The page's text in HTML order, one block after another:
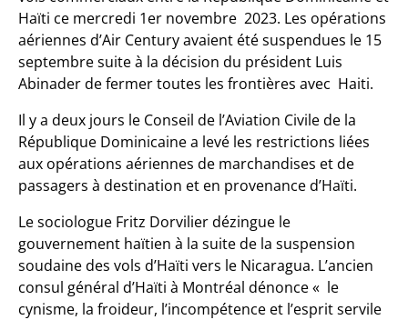
Haïti ce mercredi 1er novembre 2023. Les opérations
aériennes d’Air Century avaient été suspendues le 15
septembre suite à la décision du président Luis
Abinader de fermer toutes les frontières avec Haiti.
Il y a deux jours le Conseil de l’Aviation Civile de la
République Dominicaine a levé les restrictions liées
aux opérations aériennes de marchandises et de
passagers à destination et en provenance d’Haïti.
Le sociologue Fritz Dorvilier dézingue le
gouvernement haïtien à la suite de la suspension
soudaine des vols d’Haïti vers le Nicaragua. L’ancien
consul général d’Haïti à Montréal dénonce « le
cynisme, la froideur, l’incompétence et l’esprit servile